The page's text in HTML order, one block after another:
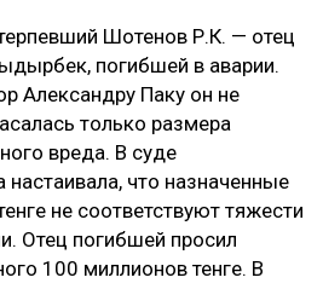
Шотенов Р.К. — отец
погибшей в аварии.
Александру Паку он не
только размера
вреда. В суде
настаивала, что назначенные
не соответствуют тяжести
Отец погибшей просил
100 миллионов тенге. В